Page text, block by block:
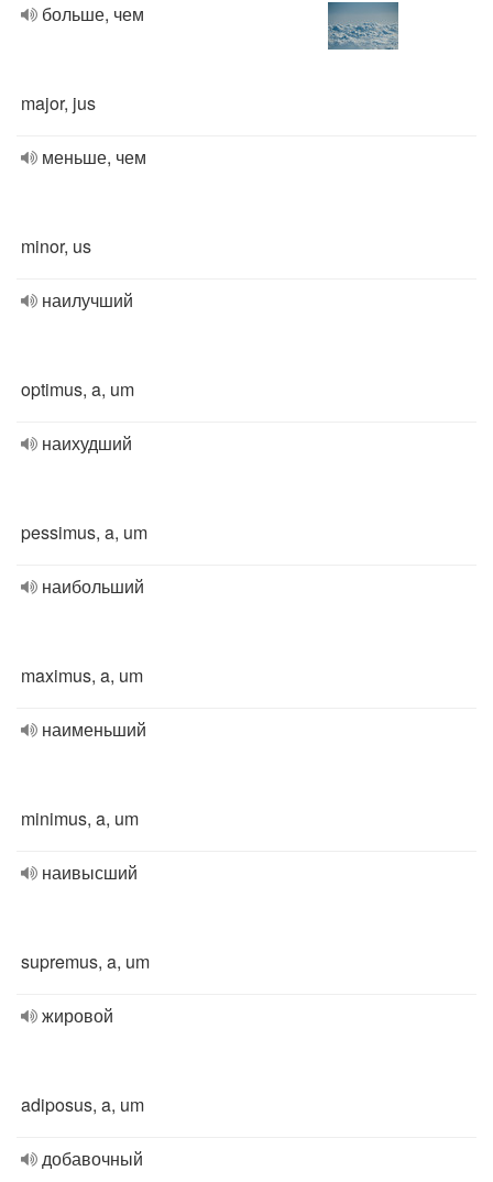
больше, чем
major, jus
меньше, чем
minor, us
наилучший
optimus, a, um
наихудший
pessimus, a, um
наибольший
maximus, a, um
наименьший
minimus, a, um
наивысший
supremus, a, um
жировой
adiposus, a, um
добавочный